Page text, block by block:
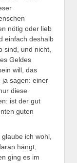
nötig oder lieb
einfach deshalb
sind, und nicht,
Geldes
will, das
ja sagen: einer
diese
ist der gut
guten
ich wohl,
hängt,
ging es im